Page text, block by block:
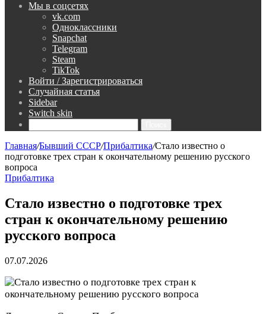
Мы в соцсетях
vk.com
Одноклассники
Snapchat
Telegram
Steam
TikTok
Войти / Зарегистрироваться
Случайная статья
Sidebar
Switch skin
Главная/Бывший СССР/Прибалтика/Стало известно о
подготовке трех стран к окончательному решению русского
вопроса
Прибалтика
Стало известно о подготовке трех
стран к окончательному решению
русского вопроса
07.07.2026